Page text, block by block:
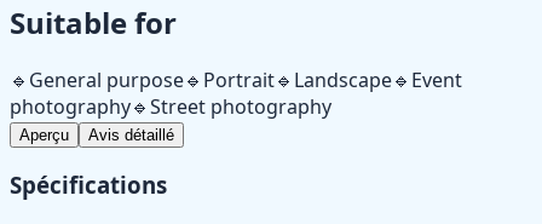
Suitable for
🔹 General purpose🔹 Portrait🔹 Landscape🔹 Event
photography🔹Street photography
Aperçu Avis détaillé
Spécifications